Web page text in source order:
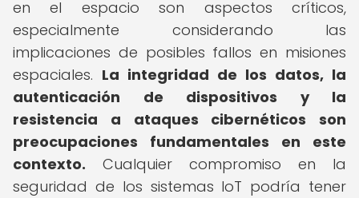
en el espacio son aspectos críticos,
especialmente considerando las
implicaciones de posibles fallos en misiones
espaciales. La integridad de los datos, la
autenticación de dispositivos y la
resistencia a ataques cibernéticos son
preocupaciones fundamentales en este
contexto. Cualquier compromiso en la
seguridad de los sistemas IoT podría tener